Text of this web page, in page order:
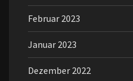
Februar 2023
Januar 2023
Dezember 2022